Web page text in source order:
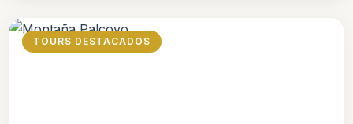
TOURS DESTACADOS